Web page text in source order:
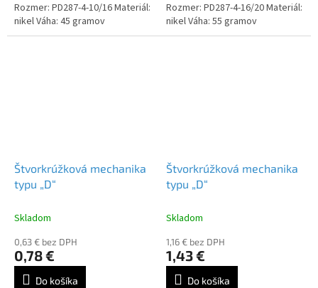
Rozmer: PD287-4-10/16 Materiál:
nikel Váha: 45 gramov
Rozmer: PD287-4-16/20 Materiál:
nikel Váha: 55 gramov
Štvorkrúžková mechanika
typu „D“
Skladom
0,63 € bez DPH
0,78 €
Do košíka
Štvorkrúžková mechanika
typu „D“
Skladom
1,16 € bez DPH
1,43 €
Do košíka